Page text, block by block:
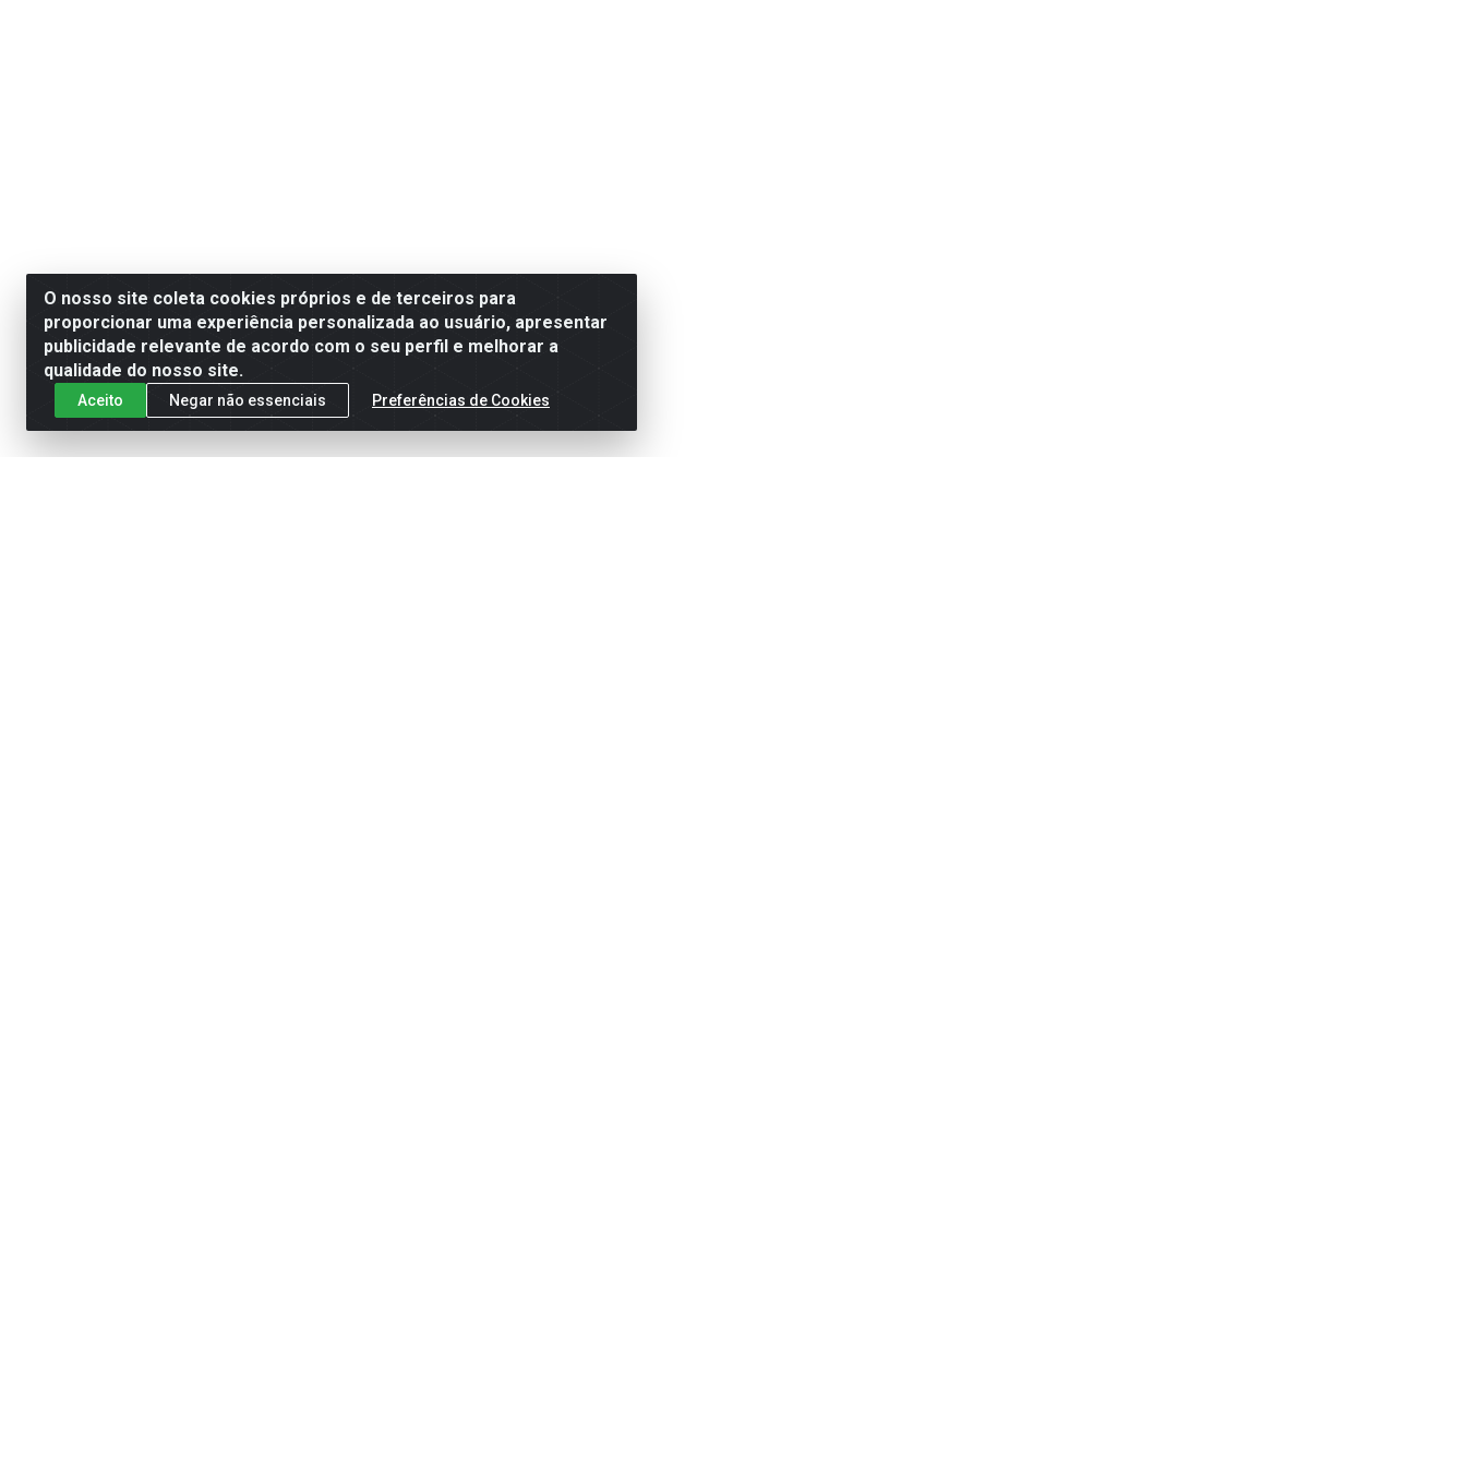
O nosso site coleta cookies próprios e de terceiros para
proporcionar uma experiência personalizada ao usuário, apresentar
publicidade relevante de acordo com o seu perfil e melhorar a
qualidade do nosso site.
Aceito Negar não essenciais Preferências de Cookies